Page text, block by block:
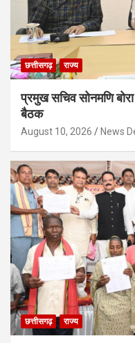
छत्तीसगढ़ राज्य
प्रमुख सचिव सोनमणि
बैठक
August 10, 2026 News
छत्तीसगढ़ राज्य